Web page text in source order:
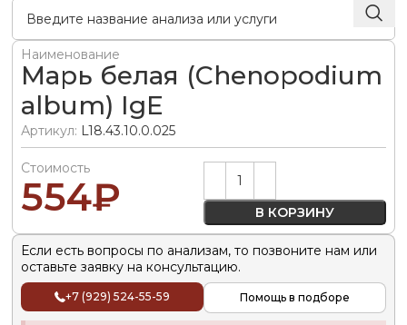
Наименование
Марь белая (Chenopodium
album) IgE
Артикул: L18.43.10.0.025
Стоимость
554₽ В КОРЗИНУ
Alternative:
Если есть вопросы по анализам, то позвоните нам или
оставьте заявку на консультацию.
+7 (929) 524-55-59 Помощь в подборе